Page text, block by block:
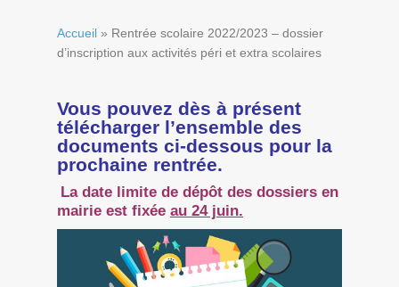
Accueil » Rentrée scolaire 2022/2023 – dossier
d’inscription aux activités péri et extra scolaires
Vous pouvez dès à présent
télécharger l’ensemble des
documents ci-dessous pour la
prochaine rentrée.
La date limite de dépôt des dossiers en
mairie est fixée au 24 juin.